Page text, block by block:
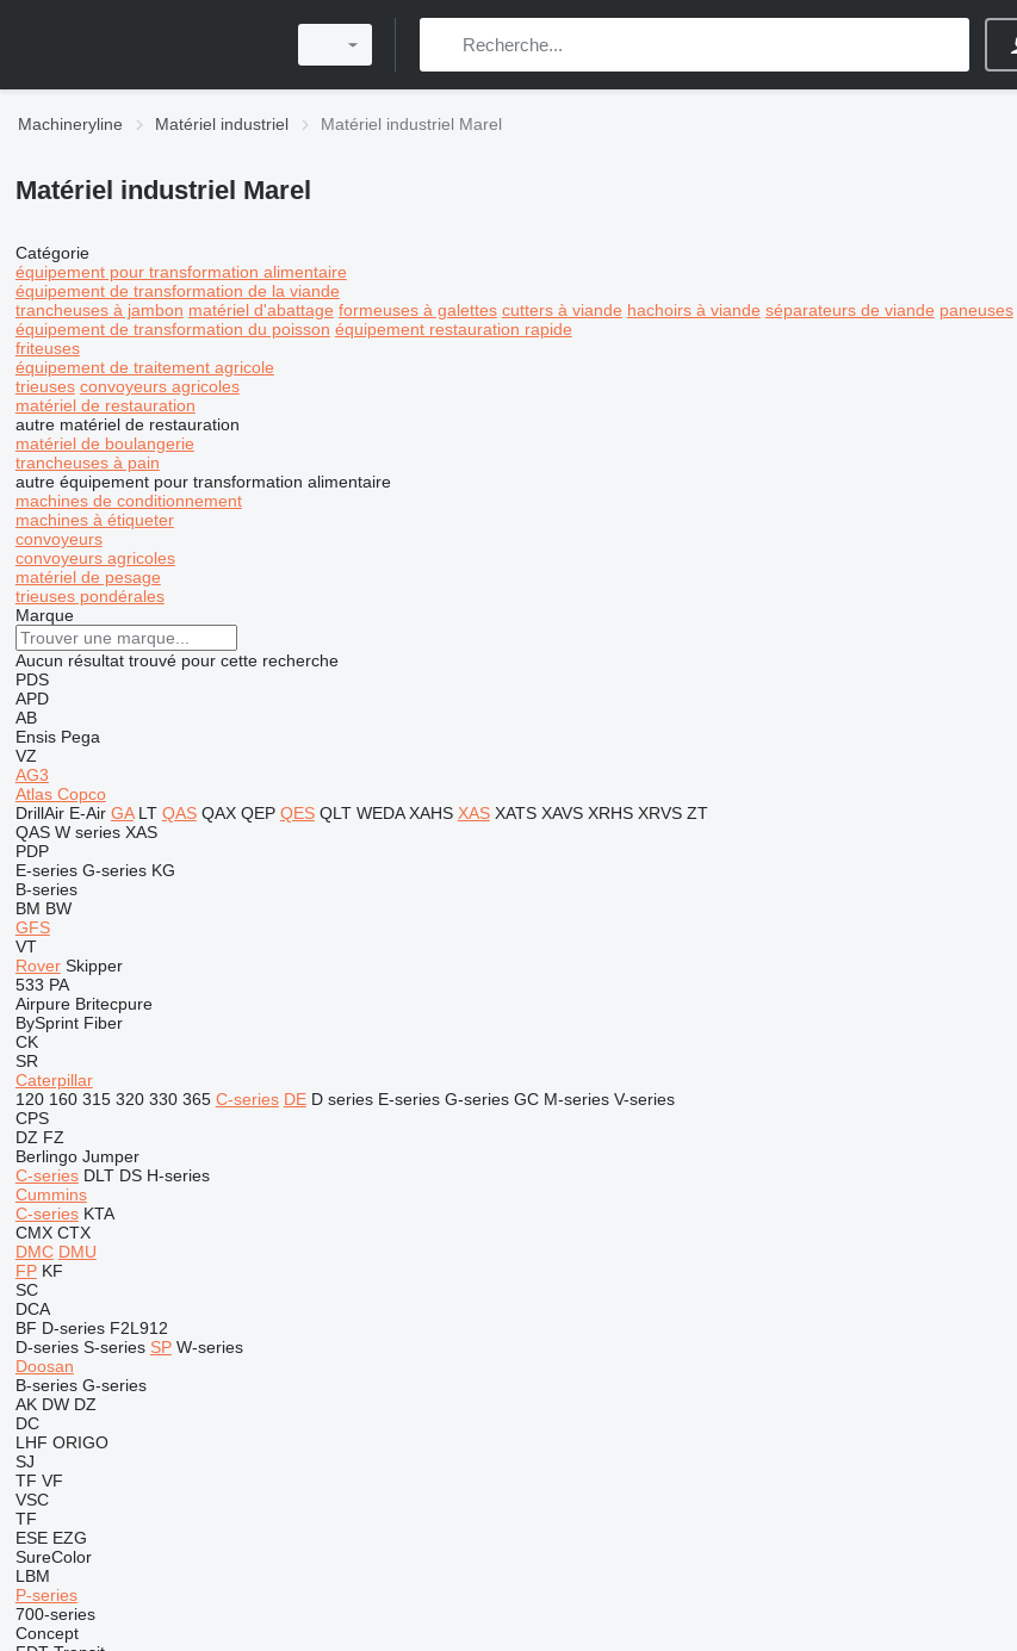
Machineryline Matériel industriel Matériel industriel Marel
Matériel industriel Marel
Catégorie
équipement pour transformation alimentaire
équipement de transformation de la viande
trancheuses à jambon matériel d'abattage formeuses à galettes cutters à viande hachoirs à viande séparateurs de viande paneuses
équipement de transformation du poisson équipement restauration rapide
friteuses
équipement de traitement agricole
trieuses convoyeurs agricoles
matériel de restauration
autre matériel de restauration
matériel de boulangerie
trancheuses à pain
autre équipement pour transformation alimentaire
machines de conditionnement
machines à étiqueter
convoyeurs
convoyeurs agricoles
matériel de pesage
trieuses pondérales
Marque
Aucun résultat trouvé pour cette recherche
PDS
APD
AB
Ensis Pega
VZ
AG3
Atlas Copco
DrillAir E-Air GA LT QAS QAX QEP QES QLT WEDA XAHS XAS XATS XAVS XRHS XRVS ZT
QAS W series XAS
PDP
E-series G-series KG
B-series
BM BW
GFS
VT
Rover Skipper
533 PA
Airpure Britecpure
BySprint Fiber
CK
SR
Caterpillar
120 160 315 320 330 365 C-series DE D series E-series G-series GC M-series V-series
CPS
DZ FZ
Berlingo Jumper
C-series DLT DS H-series
Cummins
C-series KTA
CMX CTX
DMC DMU
FP KF
SC
DCA
BF D-series F2L912
D-series S-series SP W-series
Doosan
B-series G-series
AK DW DZ
DC
LHF ORIGO
SJ
TF VF
VSC
TF
ESE EZG
SureColor
LBM
P-series
700-series
Concept